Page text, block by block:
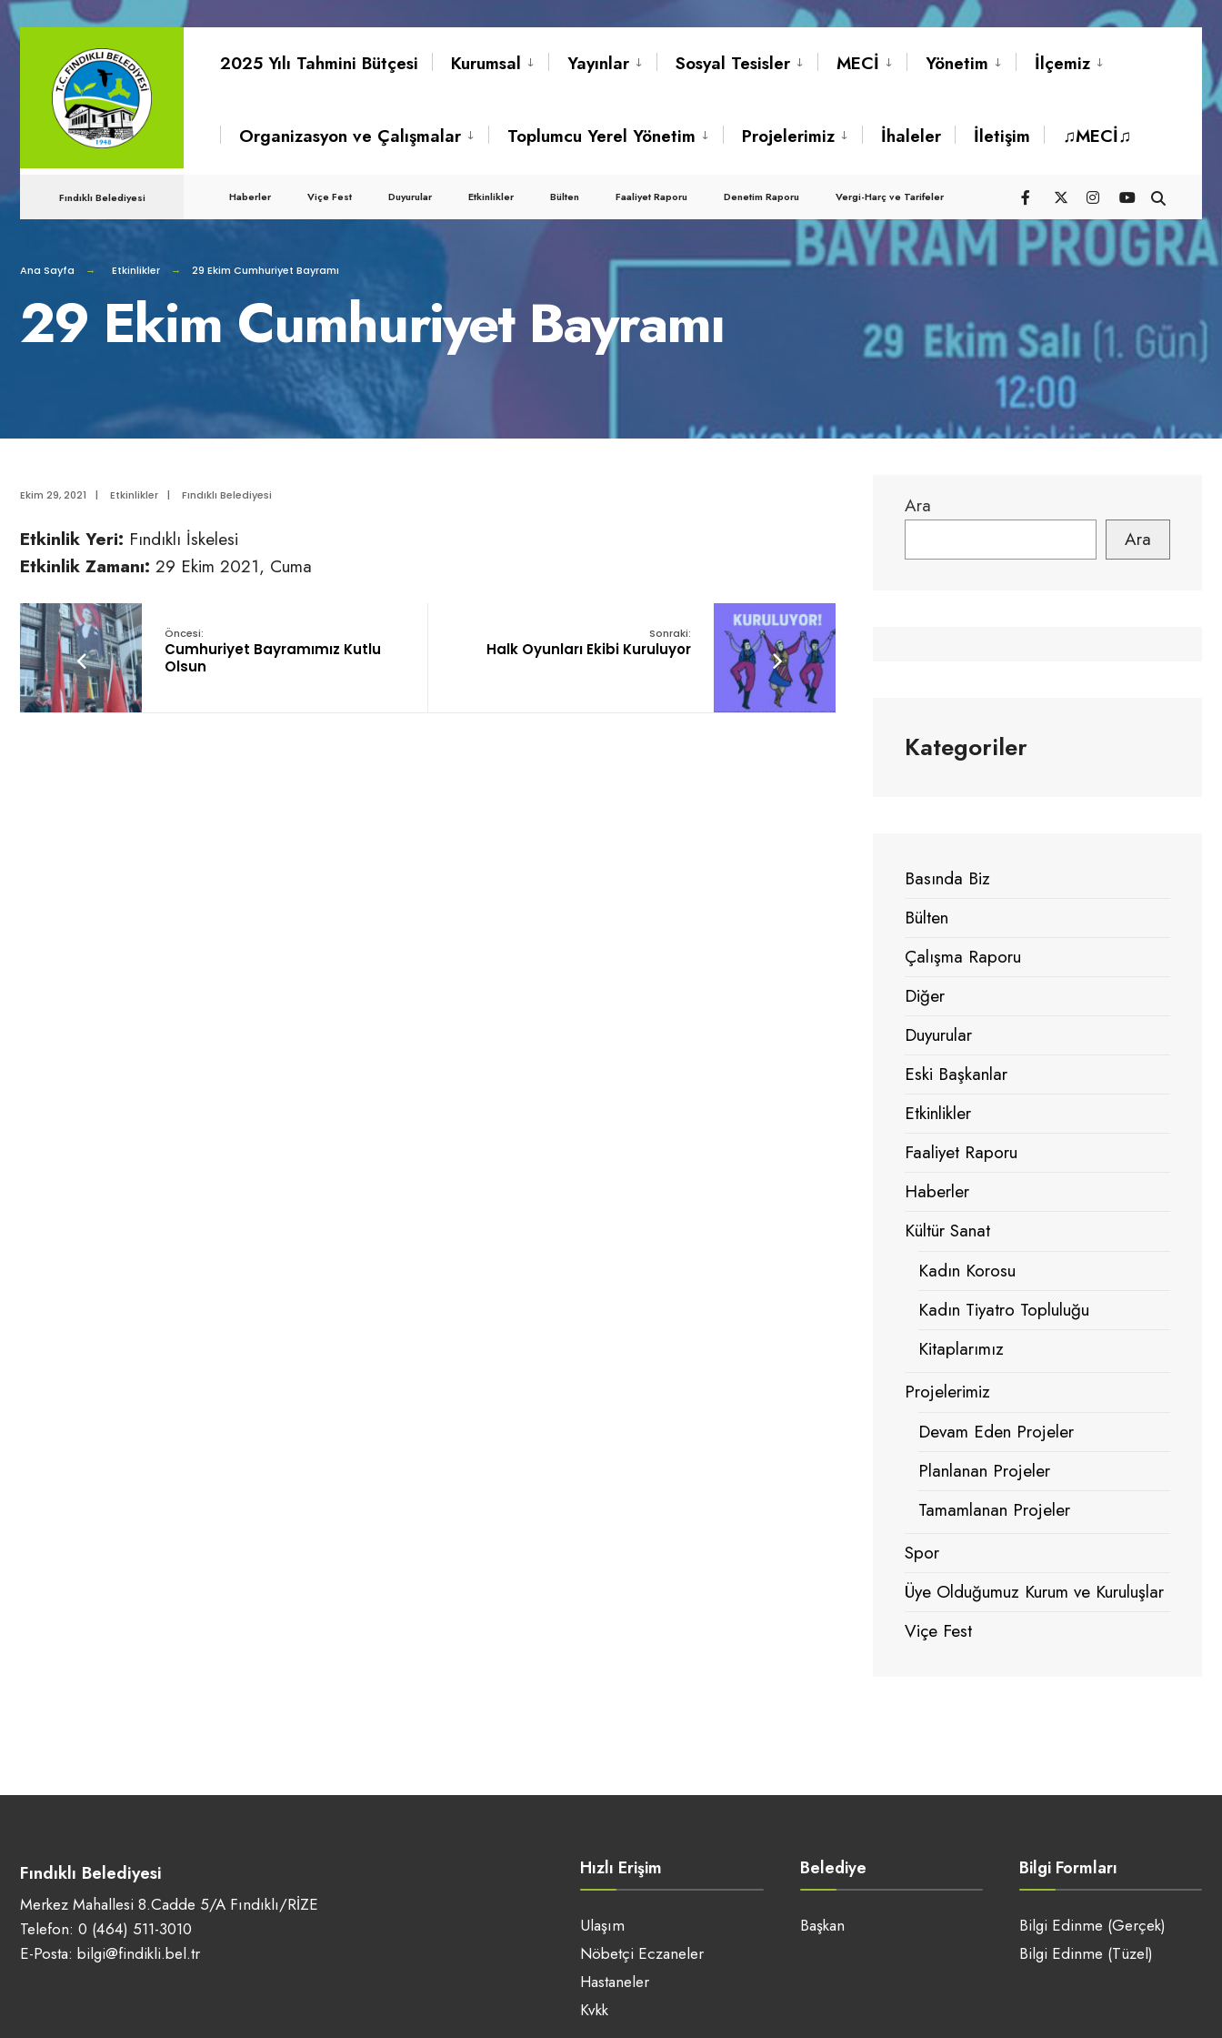
content
2025 Yılı Tahmini Bütçesi Kurumsal Yayınlar Sosyal Tesisler MECİ Yönetim İlçemiz
Organizasyon ve Çalışmalar Toplumcu Yerel Yönetim Projelerimiz İhaleler İletişim ♫MECİ♫
Fındıklı Belediyesi Haberler Viçe Fest Duyurular Etkinlikler Bülten Faaliyet Raporu Denetim Raporu Vergi-Harç ve Tarifeler
Ana Sayfa Etkinlikler 29 Ekim Cumhuriyet Bayramı
29 Ekim Cumhuriyet Bayramı
Ekim 29, 2021 | Etkinlikler | Fındıklı Belediyesi
Etkinlik Yeri: Fındıklı İskelesi
Etkinlik Zamanı: 29 Ekim 2021, Cuma
Öncesi:
Cumhuriyet Bayramımız Kutlu
Olsun
Sonraki:
Halk Oyunları Ekibi Kuruluyor
Ara
Ara
Kategoriler
Basında Biz
Bülten
Çalışma Raporu
Diğer
Duyurular
Eski Başkanlar
Etkinlikler
Faaliyet Raporu
Haberler
Kültür Sanat
Kadın Korosu
Kadın Tiyatro Topluluğu
Kitaplarımız
Projelerimiz
Devam Eden Projeler
Planlanan Projeler
Tamamlanan Projeler
Spor
Üye Olduğumuz Kurum ve Kuruluşlar
Viçe Fest
Fındıklı Belediyesi
Merkez Mahallesi 8.Cadde 5/A Fındıklı/RİZE
Telefon: 0 (464) 511-3010
E-Posta: bilgi@findikli.bel.tr
Hızlı Erişim
Ulaşım
Nöbetçi Eczaneler
Hastaneler
Kvkk
Belediye
Başkan
Bilgi Formları
Bilgi Edinme (Gerçek)
Bilgi Edinme (Tüzel)